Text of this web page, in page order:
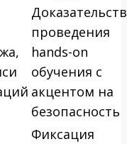
проведения
hands-on
обучения с
акцентом на
безопасность
Фиксация